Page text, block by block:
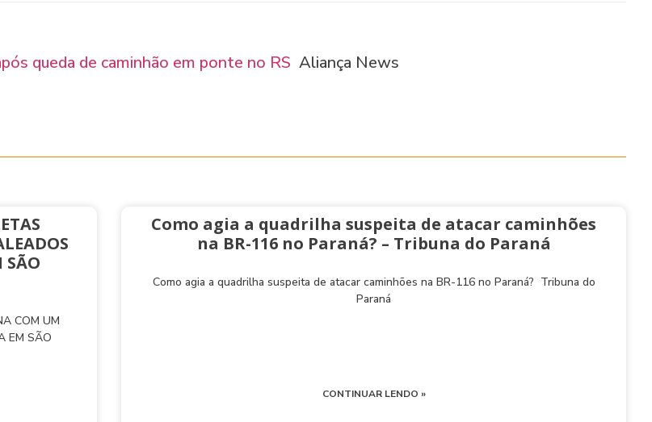
queda de caminhão em ponte no RS Aliança News
SÃO
COM UM
EM SÃO
Como agia a quadrilha suspeita de atacar caminhões
na BR-116 no Paraná? – Tribuna do Paraná
Como agia a quadrilha suspeita de atacar caminhões na BR-116 no Paraná? Tribuna do
Paraná
CONTINUAR LENDO »